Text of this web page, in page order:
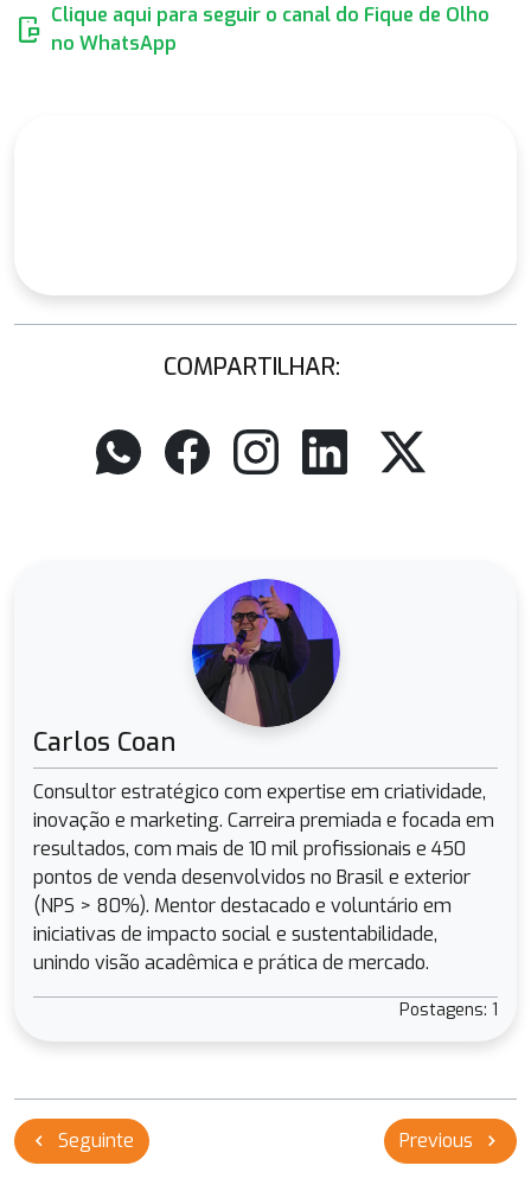
mobile_chat Clique aqui para seguir o canal do Fique de Olho
no WhatsApp
COMPARTILHAR:
Carlos Coan
Consultor estratégico com expertise em criatividade,
inovação e marketing. Carreira premiada e focada em
resultados, com mais de 10 mil profissionais e 450
pontos de venda desenvolvidos no Brasil e exterior
(NPS > 80%). Mentor destacado e voluntário em
iniciativas de impacto social e sustentabilidade,
unindo visão acadêmica e prática de mercado.
Postagens: 1
Navegação
de
Previous chevron_right
chevron_left Seguinte